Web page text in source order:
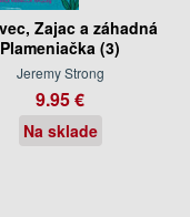
Zajac a záhadná
Plameniačka (3)
Jeremy Strong
9.95 €
Na sklade